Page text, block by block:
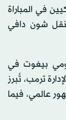
في المباراة
شون دافي
بيغوت في
ترمب، تُبرز
عالمي، فيما